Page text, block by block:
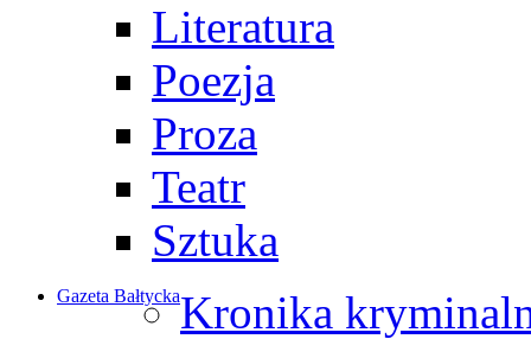
Literatura
Poezja
Proza
Teatr
Sztuka
Gazeta BałtyckaKronika